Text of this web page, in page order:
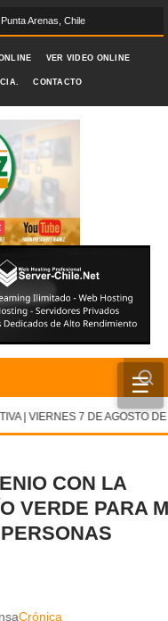
Arenas, Chile
VER VIDEO ONLINE
CONTACTO
☰
| VIERNES 7 DE AGOSTO DE
CON LA
VERDE PARA
Crónica